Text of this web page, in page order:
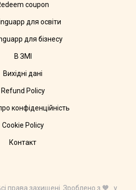
coupon
для освіти
для бізнесу
В ЗМІ
Вихідні дані
Refund Policy
конфіденційність
Cookie Policy
Контакт
права захищені. Зроблено з 🧡 у